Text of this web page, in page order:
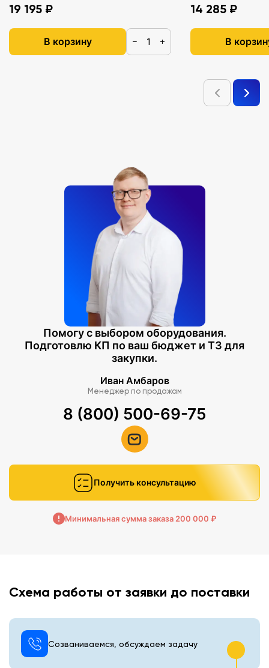
19 195 ₽
В корзину − +
14 285 ₽
В
Помогу с выбором оборудования.
Подготовлю КП по ваш бюджет и ТЗ для
закупки.
Иван Амбаров
Менеджер по продажам
8 (800) 500-69-75
Получить консультацию
Минимальная сумма заказа 200 000 ₽
Схема работы от заявки до поставки
Созваниваемся, обсуждаем задачу